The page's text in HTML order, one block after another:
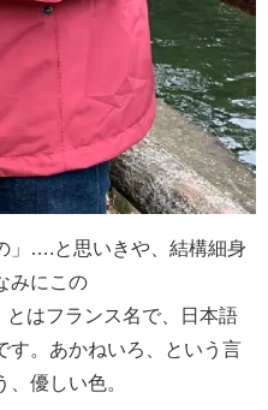
」….と思いきや、結構細身
みにこの
とはフランス名で、日本語
す。あかねいろ、という言
優しい色。